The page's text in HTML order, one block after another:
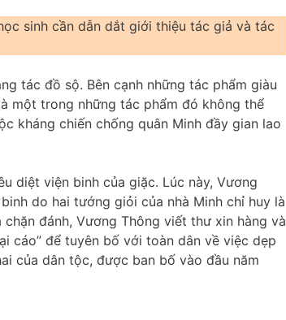
sinh cần dẫn dắt giới thiệu tác giả và tác
tác đồ sộ. Bên cạnh những tác phẩm giàu
một trong những tác phẩm đó không thể
kháng chiến chống quân Minh đầy gian lao
diệt viện binh của giặc. Lúc này, Vương
do hai tướng giỏi của nhà Minh chỉ huy là
đánh, Vương Thông viết thư xin hàng và
cáo” để tuyên bố với toàn dân về việc dẹp
của dân tộc, được ban bố vào đầu năm